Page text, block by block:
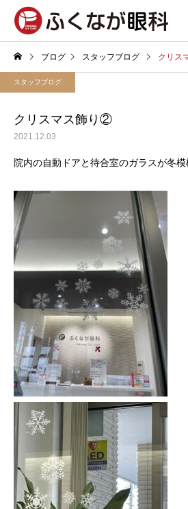
ブログ スタッフブログ クリス
スタッフブログ
クリスマス飾り②
2021.12.03
院内の自動ドアと待合室のガラスが冬模